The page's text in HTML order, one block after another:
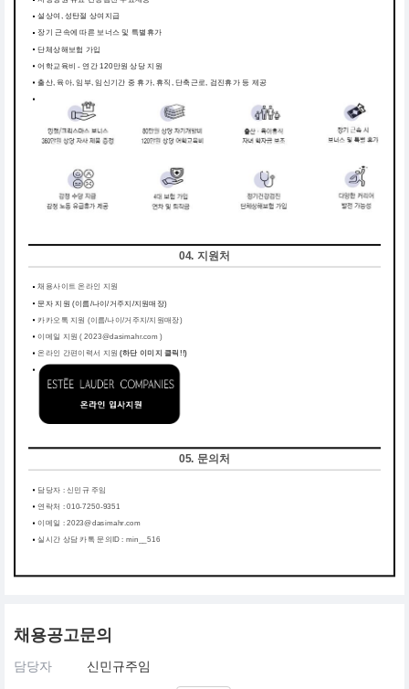
설상여, 성탄절 상여지급
장기 근속에 따른 보너스 및 특별휴가
단체상해보험 가입
어학교육비 - 연간 120만원 상당 지원
출산, 육아, 임부, 임신기간 중 휴가, 휴직, 단축근로, 검진휴가 등 제공
04. 지원처
채용사이트 온라인 지원
문자 지원 (이름/나이/거주지/지원매장)
카카오톡 지원 (이름/나이/거주지/지원매장)
이메일 지원 ( 2023@dasimahr.com )
온라인 간편이력서 지원 (하단 이미지 클릭!!)
05. 문의처
담당자 : 신민규 주임
연락처 : 010-7250-9351
이메일 : 2023@dasimahr.com
실시간 상담 카톡 문의ID : min__516
채용공고문의
담당자 신민규주임